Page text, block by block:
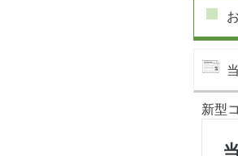
新型